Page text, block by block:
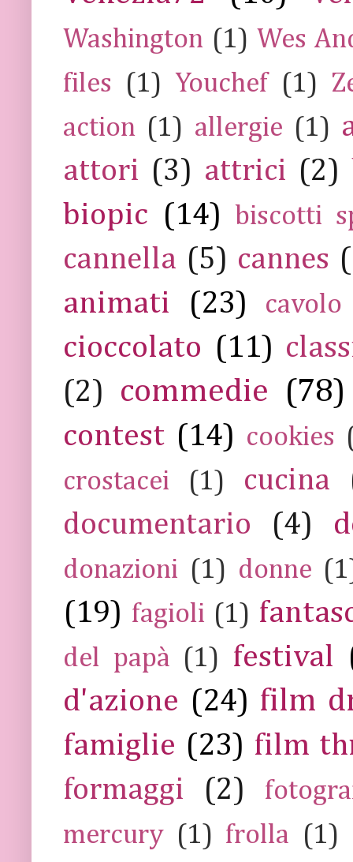
Washington (1) Wes
files
(1) Youchef (1)
action (1) allergie (1)
attori (3) attrici (2)
biopic (14) biscotti
cannella (5) cannes
animati
(23) cavolo
cioccolato (11)
(2)
commedie (78)
contest (14) cookies
crostacei
(1) cucina
documentario
(4)
donazioni (1) donne
(19) fagioli (1)
del papà (1) festival
d'azione (24) film
famiglie (23) film
formaggi
(2)
mercury (1) frolla (1)